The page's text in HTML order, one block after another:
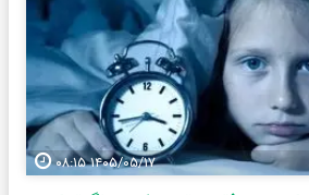
۱۴۰۵/۰۵/۱۷ ۰۸:۱۵